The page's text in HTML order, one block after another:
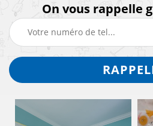
On vous rappelle